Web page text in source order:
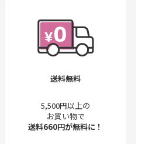
送料無料
5,500円以上の
お買い物で
送料660円が無料に！